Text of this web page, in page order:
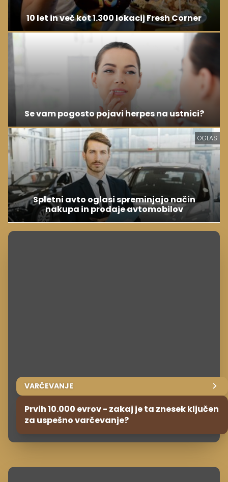
10 let in več kot 1.300 lokacij Fresh Corner
Se vam pogosto pojavi herpes na ustnici?
OGLAS
Spletni avto oglasi spreminjajo način
nakupa in prodaje avtomobilov
VARČEVANJE
Prvih 10.000 evrov - zakaj je ta znesek ključen
za uspešno varčevanje?